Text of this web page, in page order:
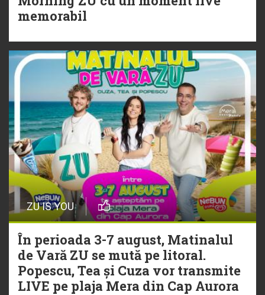
Torpedoul lui Morar: Theo Rose -
memorabil
ZU IS YOU
În perioada 3-7 august, Matinalul
de Vară ZU se mută pe litoral.
Popescu, Tea și Cuza vor transmite
LIVE pe plaja Mera din Cap Aurora